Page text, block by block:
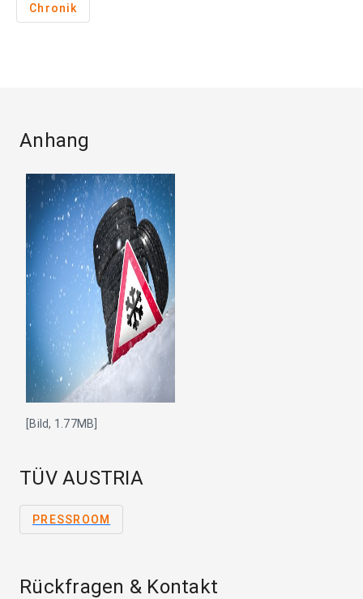
Chronik
Anhang
[Bild, 1.77MB]
TÜV AUSTRIA
PRESSROOM
Rückfragen & Kontakt